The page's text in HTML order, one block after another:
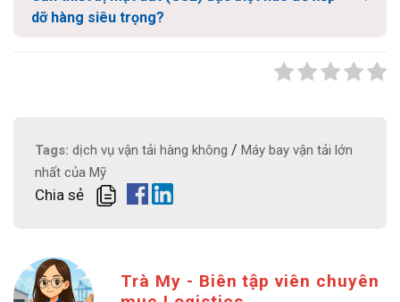
dỡ hàng siêu trọng?
Tags: dịch vụ vận tải hàng không / Máy bay vận tải lớn
nhất của Mỹ
Chia sẻ
Trà My - Biên tập viên chuyên